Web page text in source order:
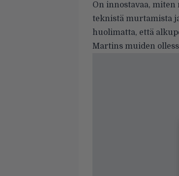
On innostavaa,
teknistä murtamista
huolimatta, että
Martins muiden